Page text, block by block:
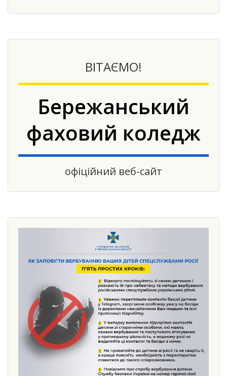
ВІТАЄМО!
Бережанський
фаховий коледж
офіційний веб-сайт